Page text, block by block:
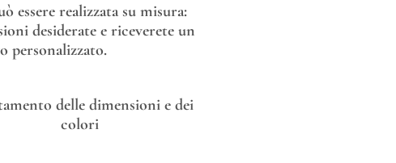
essere realizzata su misura:
desiderate e riceverete un
personalizzato.
delle dimensioni e dei
colori